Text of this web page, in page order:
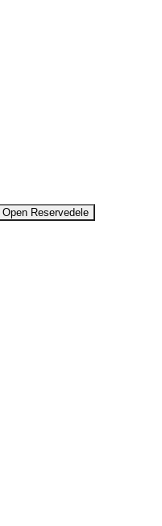
Open Reservedele